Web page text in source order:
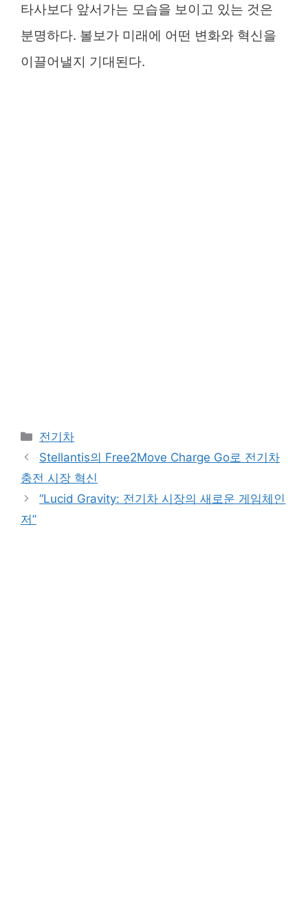
타사보다 앞서가는 모습을 보이고 있는 것은
분명하다. 볼보가 미래에 어떤 변화와 혁신을
이끌어낼지 기대된다.
Categories
전기차
Stellantis의 Free2Move Charge Go로 전기차
충전 시장 혁신
“Lucid Gravity: 전기차 시장의 새로운 게임체인
저”